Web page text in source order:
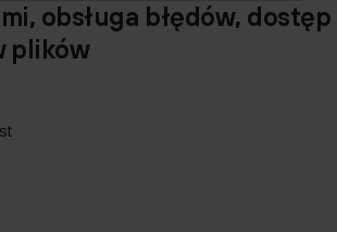
obsługa błędów, dostęp
plików